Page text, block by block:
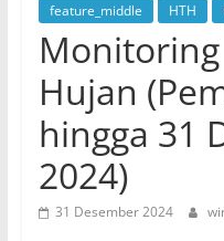
Koordinator
BMKG
Sumatera
Selatan
feature_middle HTH
Hujan
hingga 31
2024)
31 Desember 2024